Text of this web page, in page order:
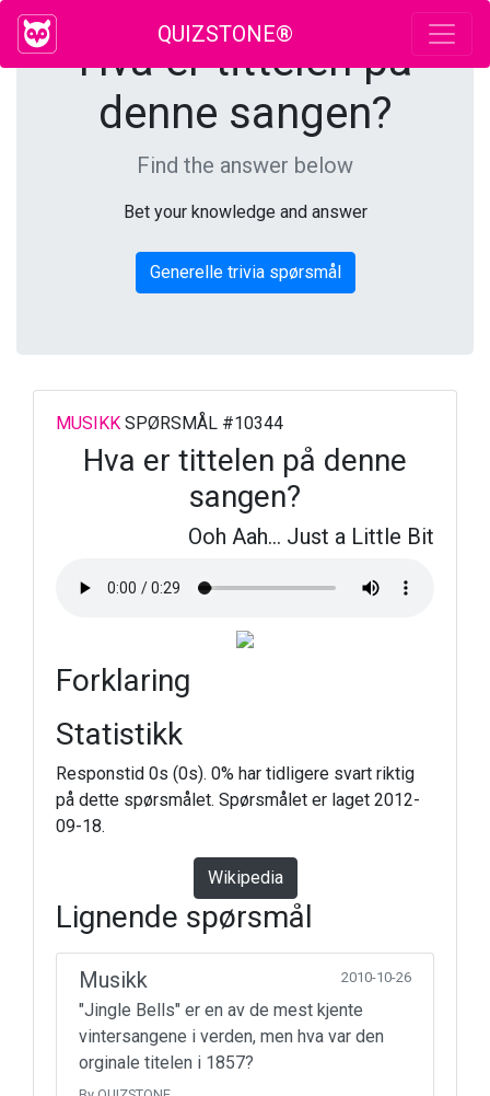
QUIZSTONE®
Hva er tittelen på
denne sangen?
Find the answer below
Bet your knowledge and answer
Generelle trivia spørsmål
MUSIKK SPØRSMÅL #10344
Hva er tittelen på denne
sangen?
Ooh Aah… Just a Little Bit
Forklaring
Statistikk
Responstid 0s (0s). 0% har tidligere svart riktig
på dette spørsmålet. Spørsmålet er laget 2012-
09-18.
Wikipedia
Lignende spørsmål
Musikk 2010-10-26
"Jingle Bells" er en av de mest kjente
vintersangene i verden, men hva var den
orginale titelen i 1857?